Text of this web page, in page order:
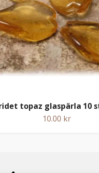
topaz glaspärla 10
10.00 kr